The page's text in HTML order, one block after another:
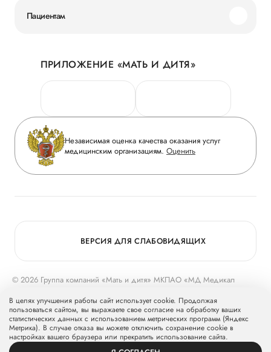
Новости
Руководство
Сотрудничество
Инвесторам
Журнал «Мать и дитя»
Вакансии
Медицинский туризм
Пациентам
Личный кабинет
Персональные данные
Горячая линия качества
Вопрос-ответ
Приложение пациента
Статьи
ПРИЛОЖЕНИЕ «МАТЬ И ДИТЯ»
Независимая оценка качества оказания услуг
медицинским организациям. Оценить
© 2026 Группа компаний «Мать и дитя» МКПАО «МД Медикал
Группу компаний «Мать и дитя».
ВЕРСИЯ ДЛЯ СЛАБОВИДЯЩИХ
В целях улучшения работы сайт использует cookie. Продолжая
пользоваться сайтом, вы выражаете свое согласие на обработку ваших
статистических данных с использованием метрических программ (Яндекс
Метрика). В случае отказа вы можете отключить сохранение cookie в
настройках вашего браузера или прекратить использование сайта.